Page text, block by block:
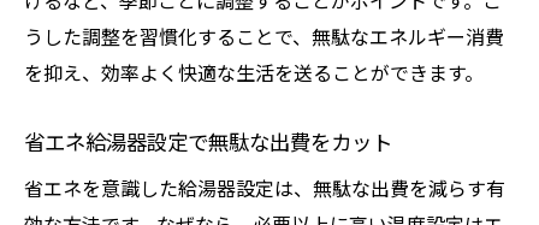
うした調整を習慣化することで、無駄なエネルギー消費
を抑え、効率よく快適な生活を送ることができます。
省エネ給湯器設定で無駄な出費をカット
省エネを意識した給湯器設定は、無駄な出費を減らす有